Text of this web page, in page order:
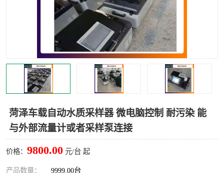
菏泽车载自动水质采样器 微电脑控制 耐污染 能
与外部流量计或者采样泵连接
价格： 9800.00 元/台 起
产品数量： 9999.00台
便携式超声波明渠流量计 大气环境采样器
LB-4200高锰酸盐指数仪 LB-62便携式烟气分析仪
烟尘烟气设备 大气采样器
粉尘设备
新宇宙仪器 凯恩仪器
烟尘净化器